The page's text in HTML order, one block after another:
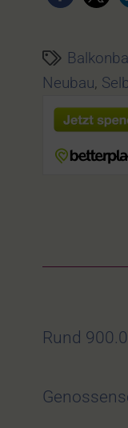
Neubau,
Rund